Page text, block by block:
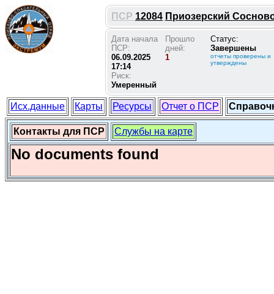
ПСР 12084 Приозерский
Дата начала
ПСР:
06.09.2025
17:14
Риск:
Умеренный
Прошло
дней:
1
Статус:
Завершены
отчеты проверены и
утверждены
Исх.данные Карты Ресурсы Отчет о ПСР
Контакты для ПСР Службы на карте
No documents found